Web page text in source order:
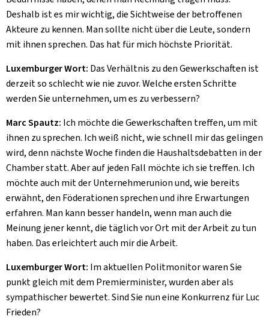
Deshalb ist es mir wichtig, die Sichtweise der betroffenen
Akteure zu kennen. Man sollte nicht über die Leute, sondern
mit ihnen sprechen. Das hat für mich höchste Priorität.
Luxemburger Wort: Das Verhältnis zu den Gewerkschaften ist
derzeit so schlecht wie nie zuvor. Welche ersten Schritte
werden Sie unternehmen, um es zu verbessern?
Marc Spautz: Ich möchte die Gewerkschaften treffen, um mit
ihnen zu sprechen. Ich weiß nicht, wie schnell mir das gelingen
wird, denn nächste Woche finden die Haushaltsdebatten in der
Chamber statt. Aber auf jeden Fall möchte ich sie treffen. Ich
möchte auch mit der Unternehmerunion und, wie bereits
erwähnt, den Föderationen sprechen und ihre Erwartungen
erfahren. Man kann besser handeln, wenn man auch die
Meinung jener kennt, die täglich vor Ort mit der Arbeit zu tun
haben. Das erleichtert auch mir die Arbeit.
Luxemburger Wort: Im aktuellen Politmonitor waren Sie
punkt gleich mit dem Premierminister, wurden aber als
sympathischer bewertet. Sind Sie nun eine Konkurrenz für Luc
Frieden?